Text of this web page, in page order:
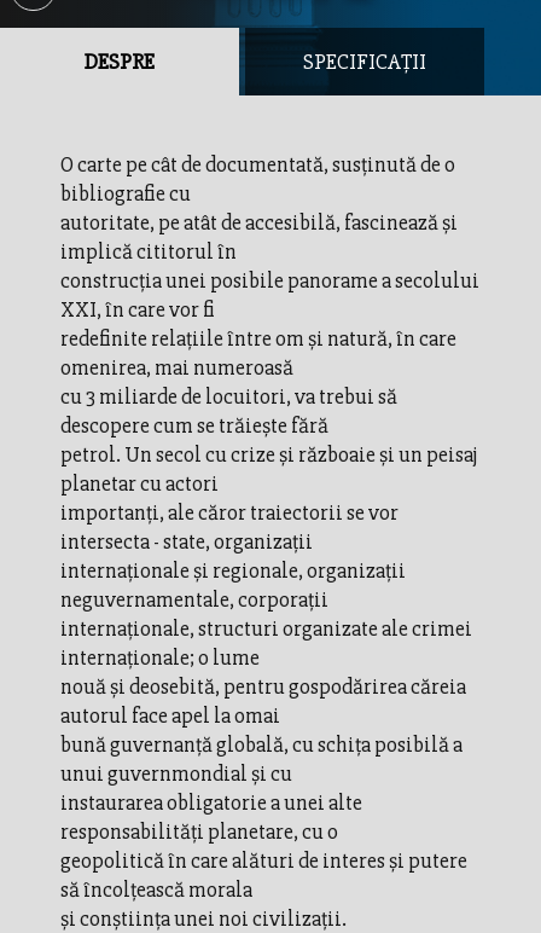
DESPRE SPECIFICAȚII
O carte pe cât de documentată, susţinută de o
bibliografie cu
autoritate, pe atât de accesibilă, fascinează şi
implică cititorul în
construcţia unei posibile panorame a secolului
XXI, în care vor fi
redefinite relaţiile între om şi natură, în care
omenirea, mai numeroasă
cu 3 miliarde de locuitori, va trebui să
descopere cum se trăieşte fără
petrol. Un secol cu crize şi războaie şi un peisaj
planetar cu actori
importanţi, ale căror traiectorii se vor
intersecta - state, organizaţii
internaţionale şi regionale, organizaţii
neguvernamentale, corporaţii
internaţionale, structuri organizate ale crimei
internaţionale; o lume
nouă şi deosebită, pentru gospodărirea căreia
autorul face apel la omai
bună guvernanţă globală, cu schiţa posibilă a
unui guvernmondial şi cu
instaurarea obligatorie a unei alte
responsabilităţi planetare, cu o
geopolitică în care alături de interes şi putere
să încolţească morala
şi conştiinţa unei noi civilizaţii.